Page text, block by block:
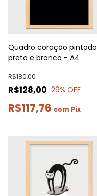
Quadro coração pintado
preto e branco - A4
R$128,00
R$180,00
29% OFF
R$117,76 com Pix